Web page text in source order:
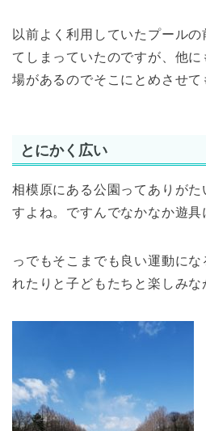
以前よく利用していたプール
てしまっていたのですが、他
場があるのでそこにとめさせて
とにかく広い
相模原にある公園ってありが
すよね。ですんでなかなか遊具
っでもそこまでも良い運動に
れたりと子どもたちと楽しみな